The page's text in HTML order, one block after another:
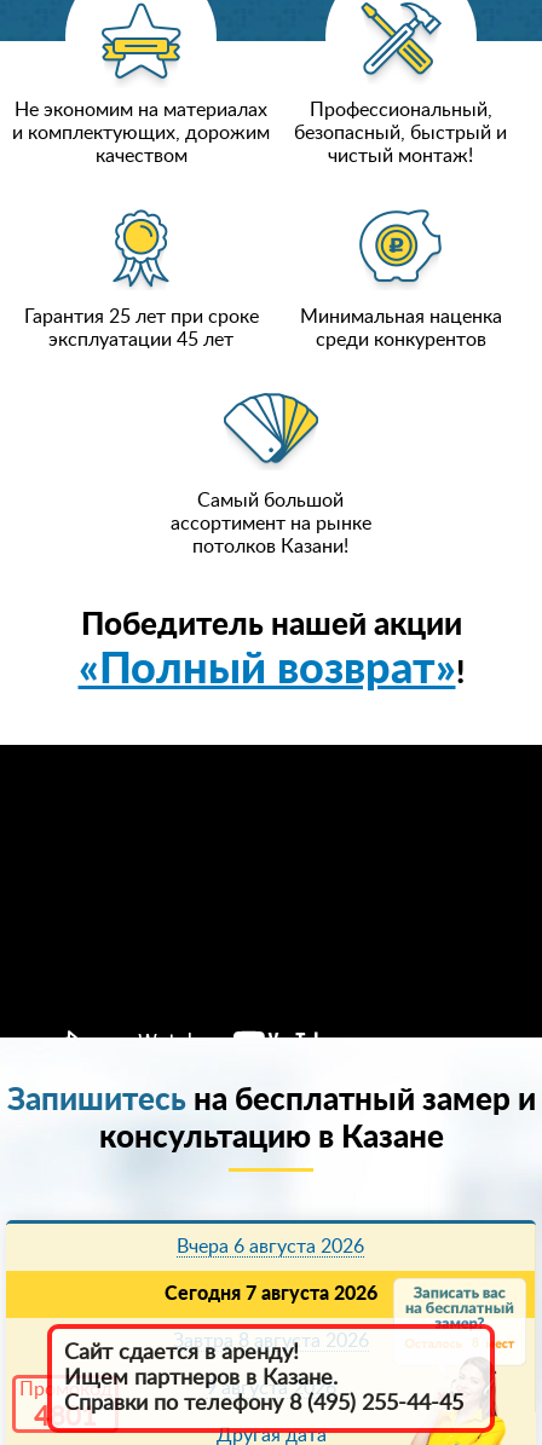
8
Промокод
4801
Не экономим на материалах
и комплектующих, дорожим
качеством
Профессиональный,
безопасный, быстрый и
чистый монтаж!
Гарантия 25 лет при сроке
эксплуатации 45 лет
Минимальная наценка
среди конкурентов
Самый большой
ассортимент на рынке
потолков Казани!
Победитель нашей акции
«Полный возврат»!
Запишитесьна бесплатный замер и
консультацию в Казанe
Вчера 6 августа 2026
Сегодня 7 августа 2026
Завтра 8 августа 2026
9 августа 2026
Другая дата
Сайт сдается в аренду!
Ищем партнеров в Казанe.
Справки по телефону 8 (495) 255-44-45